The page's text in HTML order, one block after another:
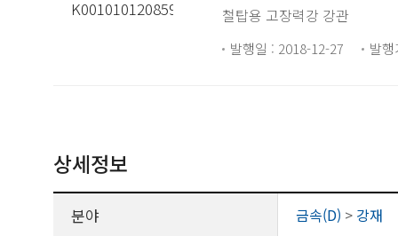
철탑용 고장력강 강관
발행일 : 2018-12-27 발
상세정보
분야 금속(D) > 강재